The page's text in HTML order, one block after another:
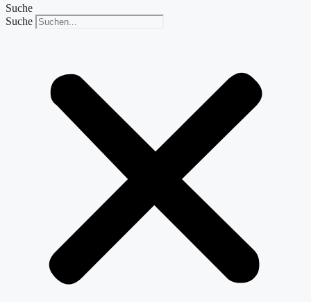
Suche
Suche